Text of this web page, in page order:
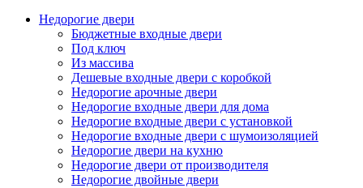
Недорогие двери
Бюджетные входные двери
Под ключ
Из массива
Дешевые входные двери с коробкой
Недорогие арочные двери
Недорогие входные двери для дома
Недорогие входные двери с установкой
Недорогие входные двери с шумоизоляцией
Недорогие двери на кухню
Недорогие двери от производителя
Недорогие двойные двери